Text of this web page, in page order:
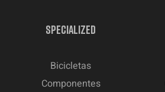
SPECIALIZED
Bicicletas
Componentes